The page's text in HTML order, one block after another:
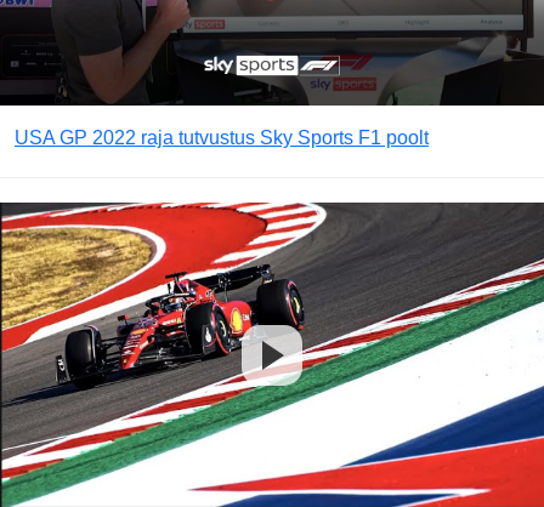
USA GP 2022 raja tutvustus Sky Sports F1 poolt